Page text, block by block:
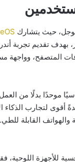
حيث يتشارك
بهدف تقديم تجربة
المتصفح، وواجهة
موحدًا بدلًا من
أقوى لتجارب
والهواتف القابلة للطي.